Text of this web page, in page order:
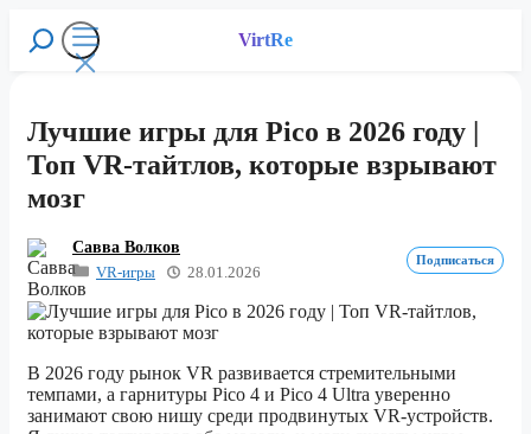
Перейти
содержимому
VirtRe
Меню
Поиск
Лучшие игры для Pico в 2026 году |
Топ VR-тайтлов, которые взрывают
мозг
Савва Волков
VR-игры
28.01.2026
Подписаться
В 2026 году рынок VR развивается стремительными
темпами, а гарнитуры Pico 4 и Pico 4 Ultra уверенно
занимают свою нишу среди продвинутых VR-устройств.